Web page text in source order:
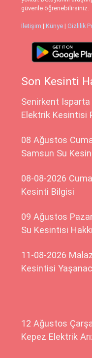
güvenle öğrenebilirsiniz.
İletişim | Künye | Gizlilik
Son Kesinti
Senirkent
Elektrik Kesintisi
08 Ağustos
Samsun Su
08-08-2026
Kesinti Bilgisi
09 Ağustos
Su Kesintisi
11-08-2026
Kesintisi
12 Ağustos
Kepez Elektrik